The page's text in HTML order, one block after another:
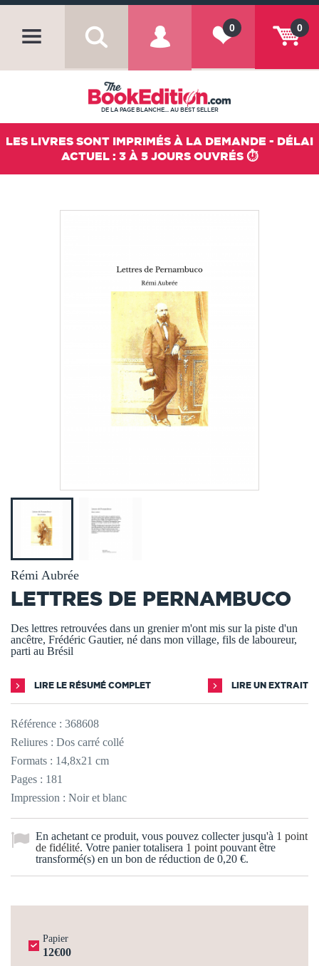
0
0
DE LA PAGE BLANCHE... AU BEST SELLER
LES LIVRES SONT IMPRIMÉS À LA DEMANDE - DÉLAI
ACTUEL : 3 À 5 JOURS OUVRÉS ⏱️
Rémi Aubrée
LETTRES DE PERNAMBUCO
Des lettres retrouvées dans un grenier m'ont mis sur la piste d'un
ancêtre, Frédéric Gautier, né dans mon village, fils de laboureur,
parti au Brésil
LIRE LE RÉSUMÉ COMPLET LIRE UN EXTRAIT
Référence : 368608
Reliures : Dos carré collé
Formats : 14,8x21 cm
Pages : 181
Impression : Noir et blanc
En achetant ce produit, vous pouvez collecter jusqu'à 1 point
de fidélité. Votre panier totalisera 1 point pouvant être
transformé(s) en un bon de réduction de 0,20 €.
Papier
12€00